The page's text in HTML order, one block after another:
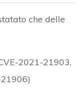
che delle
2021-21903,